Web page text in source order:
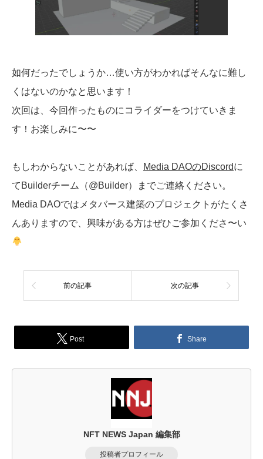
如何だったでしょうか…使い方がわかればそんなに難し
くはないのかなと思います！
次回は、今回作ったものにコライダーをつけていきま
す！お楽しみに〜〜
もしわからないことがあれば、 Media DAOのDiscordに
てBuilderチーム（@Builder）までご連絡ください。
Media DAOではメタバース建築のプロジェクトがたくさ
んありますので、興味がある方はぜひご参加くださ〜い
前の記事 次の記事
Post Share
NFT NEWS Japan 編集部
投稿者プロフィール